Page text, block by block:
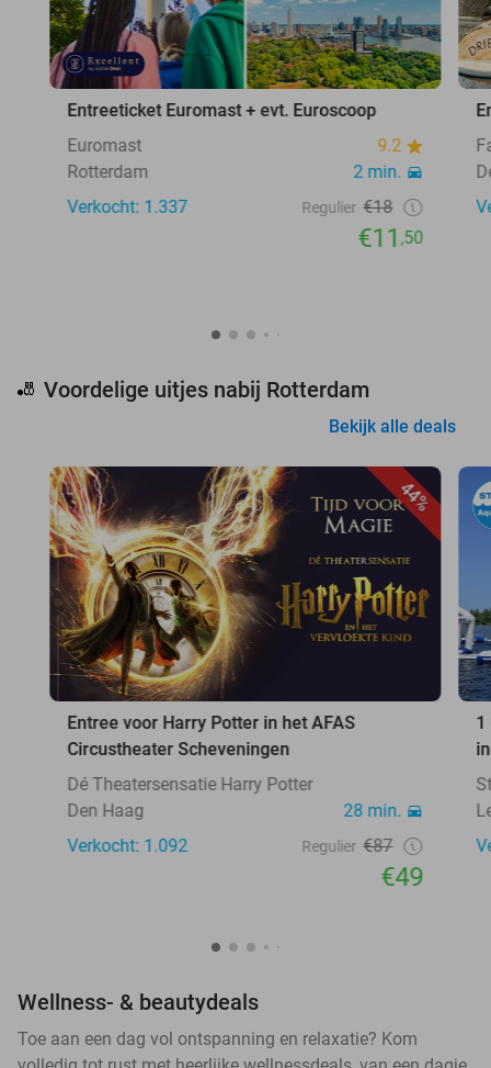
Entreeticket Euromast + evt. Euroscoop
Euromast
9.2
Rotterdam
2 min.
Verkocht: 1.337
Regulier €18
€11,50
🎳 Voordelige uitjes nabij Rotterdam
Bekijk alle deals
44%
Entree voor Harry Potter in het AFAS
Circustheater Scheveningen
Dé Theatersensatie Harry Potter
Den Haag
28 min.
Verkocht: 1.092
Regulier €87
€49
1
Wellness- & beautydeals
Toe aan een dag vol ontspanning en relaxatie? Kom